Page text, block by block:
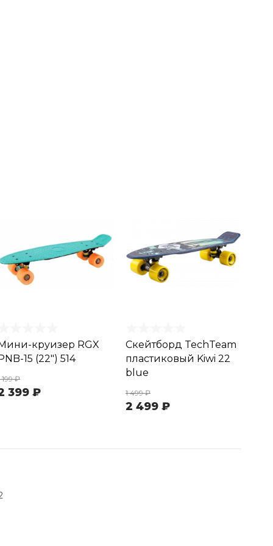
круизер RGX
15 (22") 514
199 ₽
399 ₽
Скейтборд TechTeam
пластиковый Kiwi 22
blue
1 499 ₽
2 499 ₽